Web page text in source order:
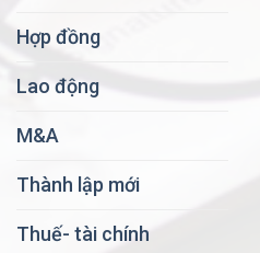
Hợp đồng
Lao động
M&A
Thành lập mới
Thuế- tài chính